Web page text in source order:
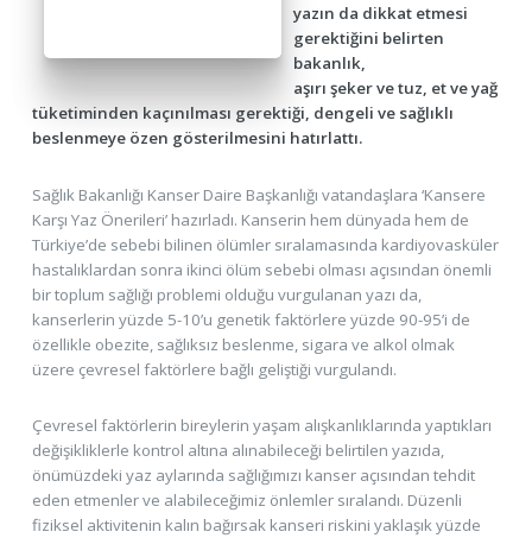
yazın da dikkat etmesi
gerektiğini belirten
bakanlık,
aşırı şeker ve tuz, et ve yağ
tüketiminden kaçınılması gerektiği, dengeli ve sağlıklı
beslenmeye özen gösterilmesini hatırlattı.
Sağlık Bakanlığı Kanser Daire Başkanlığı vatandaşlara ‘Kansere
Karşı Yaz Önerileri’ hazırladı. Kanserin hem dünyada hem de
Türkiye’de sebebi bilinen ölümler sıralamasında kardiyovasküler
hastalıklardan sonra ikinci ölüm sebebi olması açısından önemli
bir toplum sağlığı problemi olduğu vurgulanan yazı da,
kanserlerin yüzde 5-10’u genetik faktörlere yüzde 90-95’i de
özellikle obezite, sağlıksız beslenme, sigara ve alkol olmak
üzere çevresel faktörlere bağlı geliştiği vurgulandı.
Çevresel faktörlerin bireylerin yaşam alışkanlıklarında yaptıkları
değişikliklerle kontrol altına alınabileceği belirtilen yazıda,
önümüzdeki yaz aylarında sağlığımızı kanser açısından tehdit
eden etmenler ve alabileceğimiz önlemler sıralandı. Düzenli
fiziksel aktivitenin kalın bağırsak kanseri riskini yaklaşık yüzde